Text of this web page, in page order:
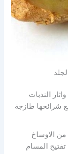
الندبات
شرائحها طازجة
الاوساخ
المسام